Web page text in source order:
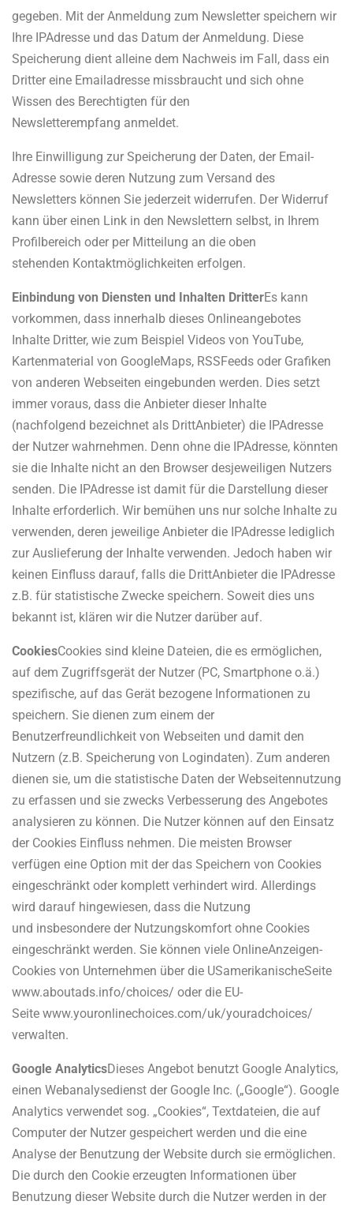
gegeben. Mit der Anmeldung zum Newsletter speichern wir
Ihre IP­Adresse und das Datum der Anmeldung. Diese
Speicherung dient alleine dem Nachweis im Fall, dass ein
Dritter eine Emailadresse missbraucht und sich ohne
Wissen des Berechtigten für den
Newsletterempfang anmeldet.
Ihre Einwilligung zur Speicherung der Daten, der Email­
Adresse sowie deren Nutzung zum Versand des
Newsletters können Sie jederzeit widerrufen. Der Widerruf
kann über einen Link in den Newslettern selbst, in Ihrem
Profilbereich oder per Mitteilung an die oben
stehenden Kontaktmöglichkeiten erfolgen.
Einbindung von Diensten und Inhalten DritterEs kann
vorkommen, dass innerhalb dieses Onlineangebotes
Inhalte Dritter, wie zum Beispiel Videos von YouTube,
Kartenmaterial von Google­Maps, RSS­Feeds oder Grafiken
von anderen Webseiten eingebunden werden. Dies setzt
immer voraus, dass die Anbieter dieser Inhalte
(nachfolgend bezeichnet als Dritt­Anbieter) die IP­Adresse
der Nutzer wahrnehmen. Denn ohne die IP­Adresse, könnten
sie die Inhalte nicht an den Browser desjeweiligen Nutzers
senden. Die IP­Adresse ist damit für die Darstellung dieser
Inhalte erforderlich. Wir bemühen uns nur solche Inhalte zu
verwenden, deren jeweilige Anbieter die IP­Adresse lediglich
zur Auslieferung der Inhalte verwenden. Jedoch haben wir
keinen Einfluss darauf, falls die Dritt­Anbieter die IP­Adresse
z.B. für statistische Zwecke speichern. Soweit dies uns
bekannt ist, klären wir die Nutzer darüber auf.
CookiesCookies sind kleine Dateien, die es ermöglichen,
auf dem Zugriffsgerät der Nutzer (PC, Smartphone o.ä.)
spezifische, auf das Gerät bezogene Informationen zu
speichern. Sie dienen zum einem der
Benutzerfreundlichkeit von Webseiten und damit den
Nutzern (z.B. Speicherung von Logindaten). Zum anderen
dienen sie, um die statistische Daten der Webseitennutzung
zu erfassen und sie zwecks Verbesserung des Angebotes
analysieren zu können. Die Nutzer können auf den Einsatz
der Cookies Einfluss nehmen. Die meisten Browser
verfügen eine Option mit der das Speichern von Cookies
eingeschränkt oder komplett verhindert wird. Allerdings
wird darauf hingewiesen, dass die Nutzung
und insbesondere der Nutzungskomfort ohne Cookies
eingeschränkt werden. Sie können viele Online­Anzeigen­
Cookies von Unternehmen über die US­amerikanischeSeite
www.aboutads.info/choices/ oder die EU­
Seite www.youronlinechoices.com/uk/your­ad­choices/
verwalten.
Google AnalyticsDieses Angebot benutzt Google Analytics,
einen Webanalysedienst der Google Inc. („Google“). Google
Analytics verwendet sog. „Cookies“, Textdateien, die auf
Computer der Nutzer gespeichert werden und die eine
Analyse der Benutzung der Website durch sie ermöglichen.
Die durch den Cookie erzeugten Informationen über
Benutzung dieser Website durch die Nutzer werden in der